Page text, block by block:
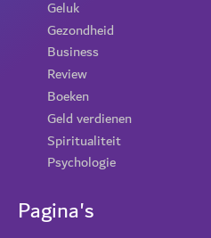
Geluk
Gezondheid
Business
Review
Boeken
Geld verdienen
Spiritualiteit
Psychologie
Pagina's